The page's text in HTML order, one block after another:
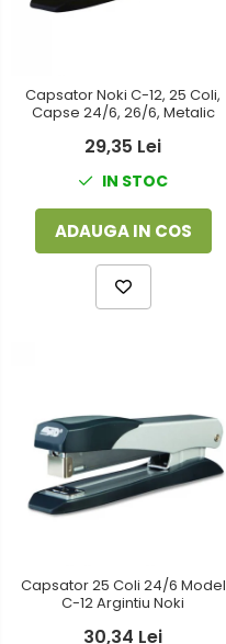
Capsator Noki C-12, 25 Coli,
Capse 24/6, 26/6, Metalic
29,35 Lei
IN STOC
ADAUGA IN COS
Capsator 25 Coli 24/6 Model
C-12 Argintiu Noki
30,34 Lei